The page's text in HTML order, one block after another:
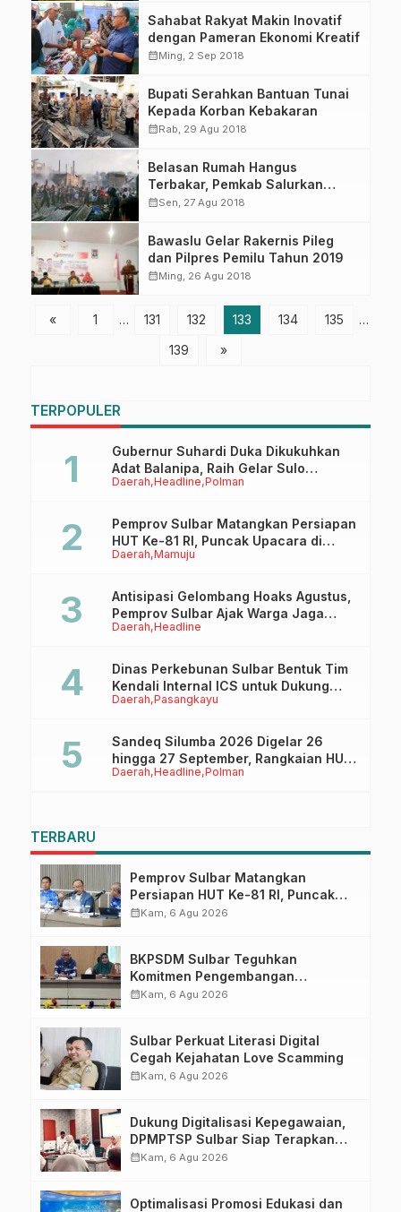
Sahabat Rakyat Makin Inovatif
dengan Pameran Ekonomi Kreatif
calendar_monthMing, 2 Sep 2018
Bupati Serahkan Bantuan Tunai
Kepada Korban Kebakaran
calendar_monthRab, 29 Agu 2018
Belasan Rumah Hangus
Terbakar, Pemkab Salurkan
Bantuan
calendar_monthSen, 27 Agu 2018
Bawaslu Gelar Rakernis Pileg
dan Pilpres Pemilu Tahun 2019
calendar_monthMing, 26 Agu 2018
« 1 … 131 132 133 134 135
…
139
»
TERPOPULER
Daerah Headline Polman
Gubernur Suhardi Duka Dikukuhkan
Adat Balanipa, Raih Gelar Sulo
Tappidena
Daerah Mamuju
Pemprov Sulbar Matangkan Persiapan
HUT Ke-81 RI, Puncak Upacara di
Lapangan Ahmad Kirang
Daerah Headline
Antisipasi Gelombang Hoaks Agustus,
Pemprov Sulbar Ajak Warga Jaga
Ruang Digital
Daerah Pasangkayu
Dinas Perkebunan Sulbar Bentuk Tim
Kendali Internal ICS untuk Dukung
Sertifikasi ISPO Pekebun di
Daerah Headline Polman
Sandeq Silumba 2026 Digelar 26
hingga 27 September, Rangkaian HUT
Sulbar
TERBARU
Pemprov Sulbar Matangkan
Persiapan HUT Ke-81 RI, Puncak
Upacara di Lapangan Ahmad
calendar_monthKam, 6 Agu 2026
BKPSDM Sulbar Teguhkan
Komitmen Pengembangan
Kompetensi ASN melalui
calendar_monthKam, 6 Agu 2026
Sulbar Perkuat Literasi Digital
Cegah Kejahatan Love Scamming
calendar_monthKam, 6 Agu 2026
Dukung Digitalisasi Kepegawaian,
DPMPTSP Sulbar Siap Terapkan
Aplikasi FLEKSI ASN
calendar_monthKam, 6 Agu 2026
Optimalisasi Promosi Edukasi dan